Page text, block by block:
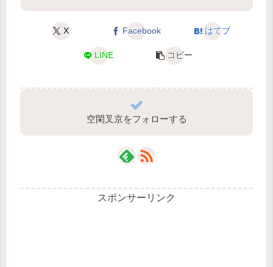
X Facebook はてブ
LINE コピー
空閑叉京をフォローする
スポンサーリンク